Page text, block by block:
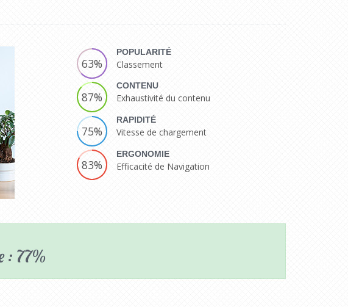
63%
POPULARITÉ
Classement
87%
CONTENU
Exhaustivité du contenu
75%
RAPIDITÉ
Vitesse de chargement
83%
ERGONOMIE
Efficacité de Navigation
: 77%